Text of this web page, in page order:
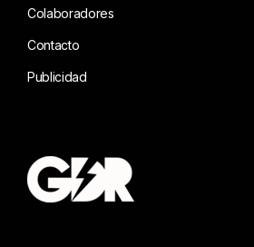
Colaboradores
Contacto
Publicidad